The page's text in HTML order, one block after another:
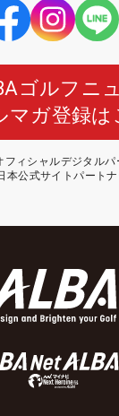
ゴルフニ
マガ登録は
フィシャルデジタル
本公式サイトパートナ